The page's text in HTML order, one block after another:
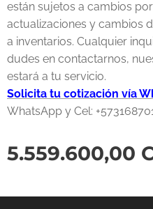
están sujetos a cambios
actualizaciones y cambios
a inventarios. Cualquier
dudes en contactarnos,
estará a tu servicio.
Solicita tu cotización vía
WhatsApp y Cel:
5.559.600,00